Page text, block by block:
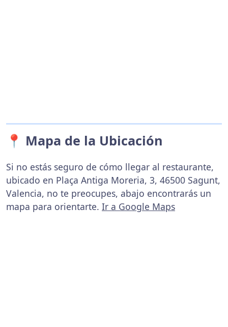
📍 Mapa de la Ubicación
Si no estás seguro de cómo llegar al restaurante,
ubicado en Plaça Antiga Moreria, 3, 46500 Sagunt,
Valencia, no te preocupes, abajo encontrarás un
mapa para orientarte. Ir a Google Maps